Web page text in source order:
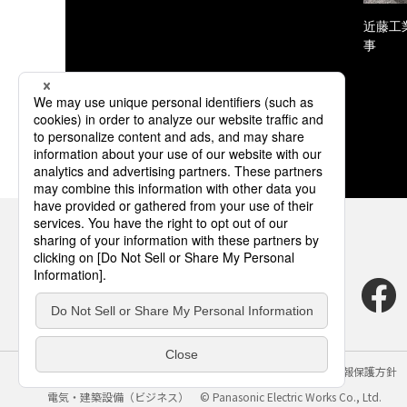
近藤工
事
サイトのご利用にあたって クッキーポリシー
個人情報保護方針
電気・建築設備（ビジネス）
© Panasonic Electric Works Co., Ltd.